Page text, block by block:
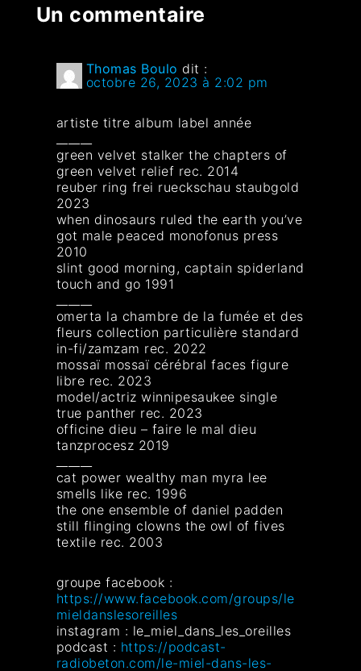
Un commentaire
Thomas Boulo dit :
octobre 26, 2023 à 2:02 pm
artiste titre album label année
green velvet stalker the chapters of
green velvet relief rec. 2014
reuber ring frei rueckschau staubgold
2023
when dinosaurs ruled the earth you’ve
got male peaced monofonus press
2010
slint good morning, captain spiderland
touch and go 1991
omerta la chambre de la fumée et des
fleurs collection particulière standard
in-fi/zamzam rec. 2022
mossaï mossaï cérébral faces figure
libre rec. 2023
model/actriz winnipesaukee single
true panther rec. 2023
officine dieu – faire le mal dieu
tanzprocesz 2019
cat power wealthy man myra lee
smells like rec. 1996
the one ensemble of daniel padden
still flinging clowns the owl of fives
textile rec. 2003
groupe facebook :
https://www.facebook.com/groups/le
mieldanslesoreilles
instagram : le_miel_dans_les_oreilles
podcast : https://podcast-
radiobeton.com/le-miel-dans-les-